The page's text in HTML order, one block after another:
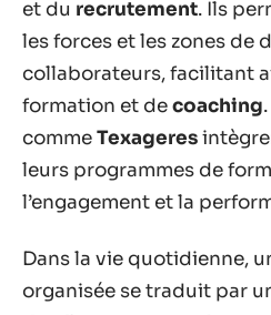
et du recrutement. Ils
les forces et les zones de
collaborateurs, facilitant
formation et decoaching
commeTexageres
leurs programmes de
l’engagement et la
Dans la vie quotidienne,
organisée se traduit par